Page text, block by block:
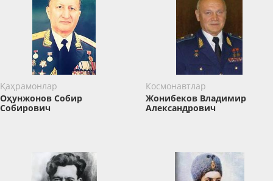
Қаҳрамонлар
Оҳунжонов Собир
Собирович
Космонавтлар
Жонибеков Владимир
Александрович